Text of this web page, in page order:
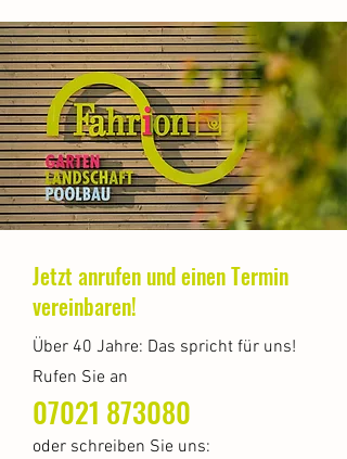
Jetzt anrufen und einen Termin
vereinbaren!
Über 40 Jahre: Das spricht für uns!
Rufen Sie an
07021 873080
oder schreiben Sie uns: